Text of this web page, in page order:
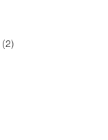
(2)